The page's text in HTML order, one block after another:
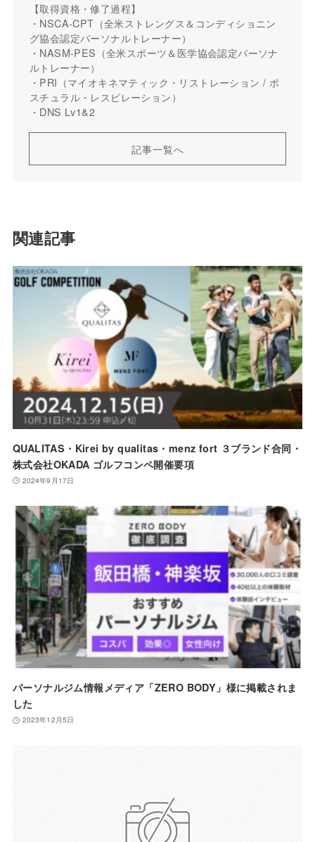
【取得資格・修了過程】
・NSCA-CPT（全米ストレングス＆コンディショニン
グ協会認定パーソナルトレーナー）
・NASM-PES（全米スポーツ＆医学協会認定パーソナ
ルトレーナー）
・PRI（マイオキネマティック・リストレーション / ポ
スチュラル・レスピレーション）
・DNS Lv1&2
記事一覧へ
関連記事
QUALITAS・Kirei by qualitas・menz fort ３ブランド合同・
株式会社OKADA ゴルフコンペ開催要項
2024年9月17日
パーソナルジム情報メディア「ZERO BODY」様に掲載されま
した
2023年12月5日